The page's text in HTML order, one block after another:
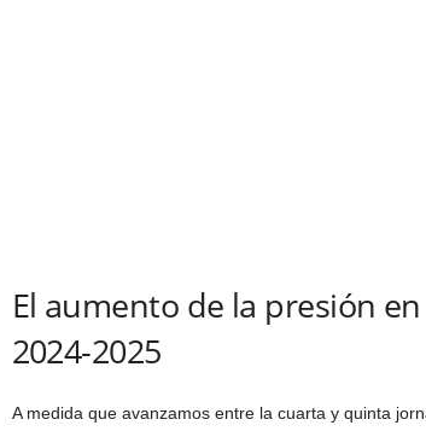
El aumento de la presión
2024-2025
A medida que avanzamos entre la cuarta y quinta